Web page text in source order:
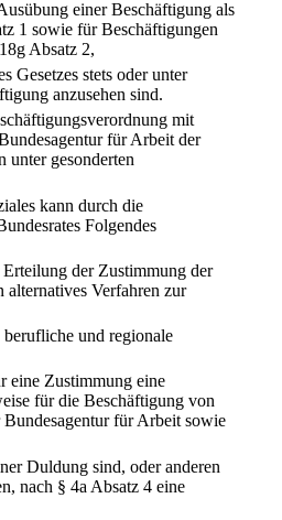
einer Beschäftigung als
1 sowie für Beschäftigungen
Absatz 2,
Gesetzes stets oder unter
anzusehen sind.
mit
für Arbeit der
unter gesonderten
kann durch die
Folgendes
der Zustimmung der
alternatives Verfahren zur
und regionale
eine Zustimmung eine
für die Beschäftigung von
für Arbeit sowie
Duldung sind, oder anderen
nach § 4a Absatz 4 eine